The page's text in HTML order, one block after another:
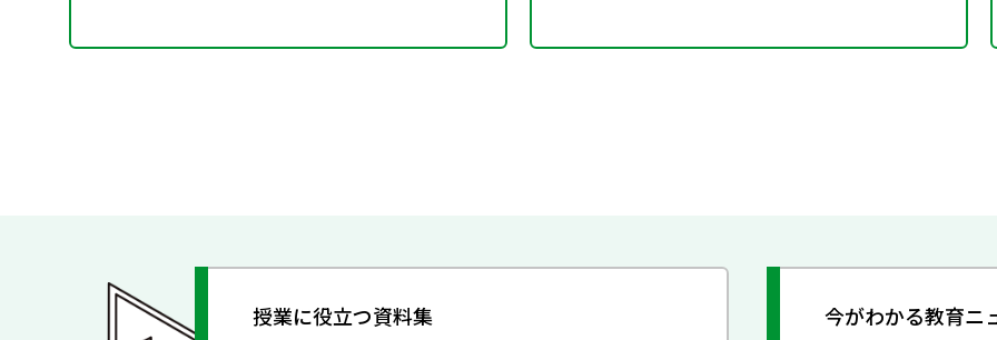
授業に役立つ資料集 今がわかる教育ニ